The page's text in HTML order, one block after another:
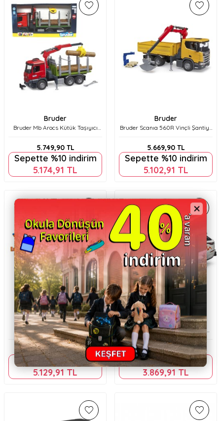
Bruder
Bruder Mb Arocs Kütük Taşıyıcı
5.749,90TL
Sepette %10 indirim
5.174,91 TL
Bruder
Bruder Scanıa 560R Vinçli Şantiye
5.669,90TL
Sepette %10 indirim
5.102,91 TL
Bruder
Bruder Mantgs Kar Temizleme
Aracı Br03785
5.699,90TL
Sepette %10 indirim
5.129,91TL
Bruder
Bruder Range Rover Velar Acil
Durum Aracı Br02885
4.299,90TL
Sepette %10 indirim
3.869,91TL